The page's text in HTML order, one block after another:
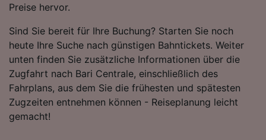
Preise hervor.
Sind Sie bereit für Ihre Buchung? Starten Sie noch
heute Ihre Suche nach günstigen Bahntickets. Weiter
unten finden Sie zusätzliche Informationen über die
Zugfahrt nach Bari Centrale, einschließlich des
Fahrplans, aus dem Sie die frühesten und spätesten
Zugzeiten entnehmen können - Reiseplanung leicht
gemacht!